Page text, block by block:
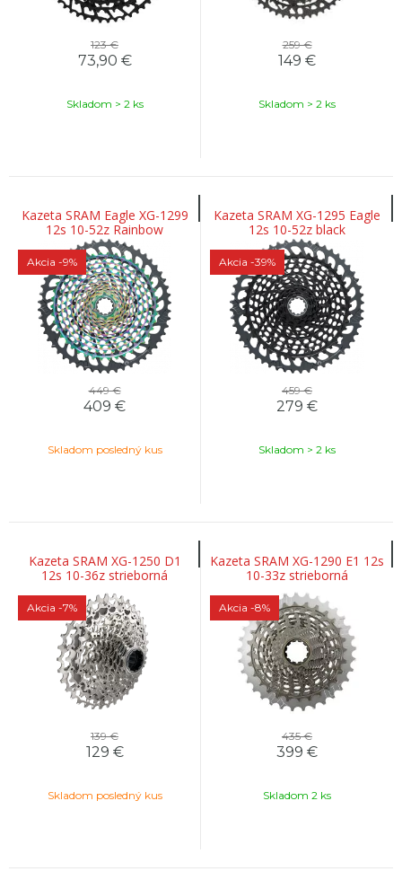
123 €
73,90 €
Skladom > 2 ks
259 €
149 €
Skladom > 2 ks
Kazeta SRAM Eagle XG-1299
12s 10-52z Rainbow
Akcia -9%
449 €
409 €
Skladom posledný kus
Kazeta SRAM XG-1295 Eagle
12s 10-52z black
Akcia -39%
459 €
279 €
Skladom > 2 ks
Kazeta SRAM XG-1250 D1
12s 10-36z strieborná
Akcia -7%
139 €
129 €
Skladom posledný kus
Kazeta SRAM XG-1290 E1 12s
10-33z strieborná
Akcia -8%
435 €
399 €
Skladom 2 ks